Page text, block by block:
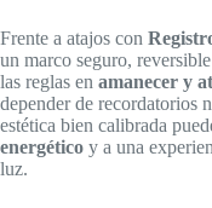
Frente a atajos con
un marco seguro,
las reglas en amanecer y
depender de recordatorios
estética bien calibrada
energético y a una
luz.